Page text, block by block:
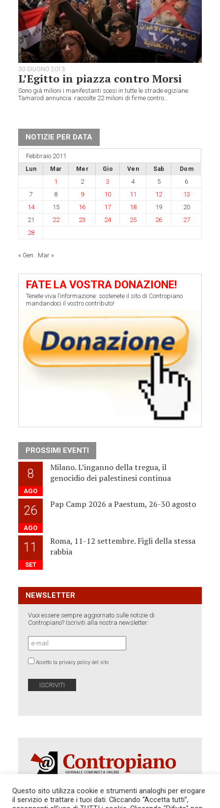
30 GIUGNO 2013
L’Egitto in piazza contro Morsi
Sono già milioni i manifestanti scesi in tutte le strade egiziane.
Tamarod annuncia: raccolte 22 milioni di firme contro...
NOTIZIE PER DATA
Febbraio 2011
Lun Mar Mer Gio Ven Sab Dom
1 2 3 4 5
6
7
8 9 10 11 12
13
14
15 16 17 18 19
20
21
22 23 24 25 26
27
28
« Gen Mar »
FATE LA VOSTRA DONAZIONE!
Tenete viva l’informazione: sostenete il sito di Contropiano
mandandoci il vostro contributo!
PROSSIMI EVENTI
8
AGO
Milano. L’inganno della tregua, il
genocidio dei palestinesi continua
26
AGO
Pap Camp 2026 a Paestum, 26-30 agosto
11
SET
Roma, 11-12 settembre. Figli della stessa
rabbia
NEWSLETTER
Vuoi essere sempre aggiornato sulle notizie di
Contropiano? Iscriviti alla nostra newsletter:
Accetto la privacy policy del sito
Questo sito utilizza cookie e strumenti analoghi per erogare
il servizio e trattare i tuoi dati. Cliccando “Accetta tutti”,